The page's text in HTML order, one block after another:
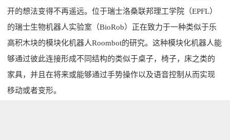
开的想法变得不再遥远。位于瑞士洛桑联邦理工学院（EPFL）
的瑞士生物机器人实验室（BioRob）正在致力于一种类似于乐
高积木块的模块化机器人Roombot的研究。这种模块化机器人能
够通过彼此连接形成不同结构的类似于桌子，椅子，床之类的
家具，并且在将来或能够通过手势操作以及语音控制从而实现
移动或者变形。